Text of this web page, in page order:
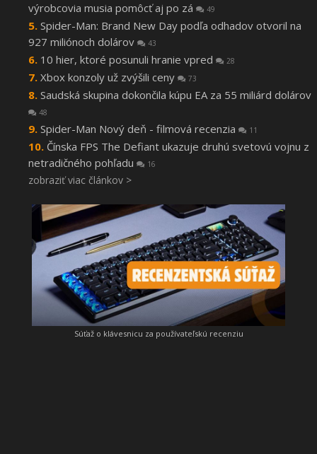
výrobcovia musia pomôcť aj po zá
49
Spider-Man: Brand New Day podľa odhadov otvoril na
927 miliónoch dolárov
43
10 hier, ktoré posunuli hranie vpred 28
Xbox konzoly už zvýšili ceny 73
Saudská skupina dokončila kúpu EA za 55 miliárd dolárov
48
Spider-Man Nový deň - filmová recenzia 11
Čínska FPS The Defiant ukazuje druhú svetovú vojnu z
netradičného pohľadu
16
zobraziť viac článkov >
Súťaž o klávesnicu za používateľskú recenziu